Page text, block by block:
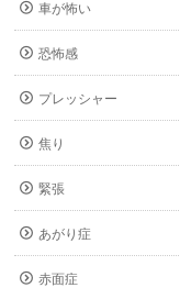
車が怖い
恐怖感
プレッシャー
焦り
緊張
あがり症
赤面症